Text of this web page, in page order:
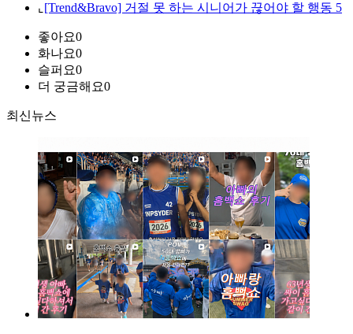
⌞ [Trend&Bravo] 거절 못 하는 시니어가 끊어야 할 행동 5
좋아요0
화나요0
슬퍼요0
더 궁금해요0
최신뉴스